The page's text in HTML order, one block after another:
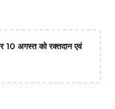
10 अगस्त को रक्तदान एवं